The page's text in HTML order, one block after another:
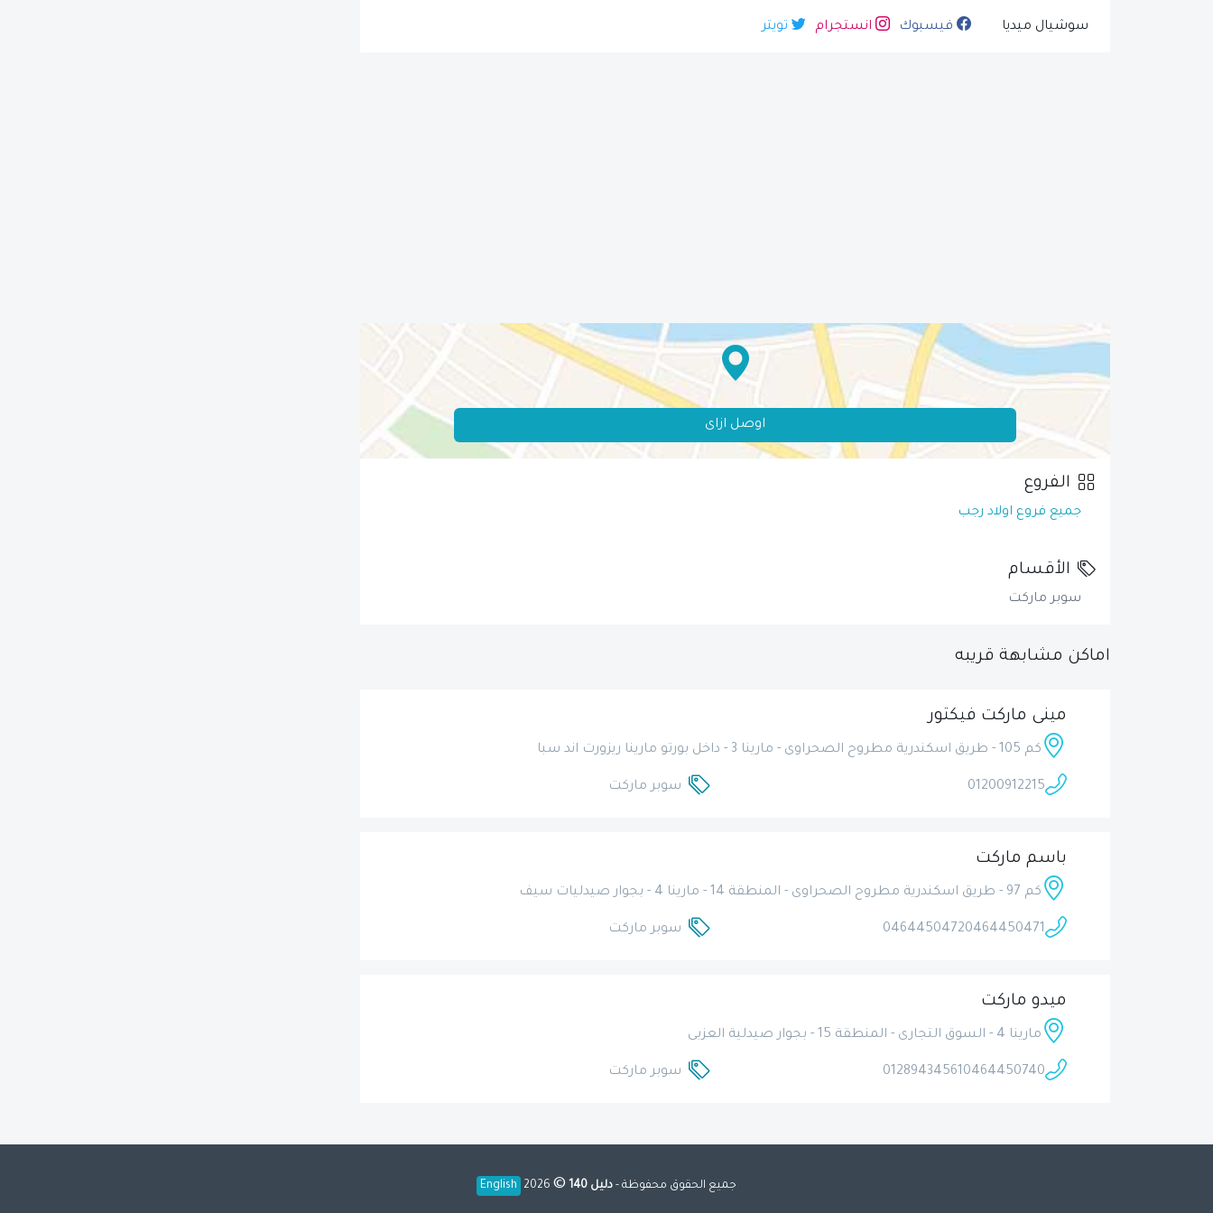
سوشيال ميديا فيسبوك انستجرام تويتر
اوصل ازاى
الفروع
جميع فروع اولاد رجب
الأقسام
سوبر ماركت
اماكن مشابهة قريبه
مينى ماركت فيكتور
كم 105 - طريق اسكندرية مطروح الصحراوى - مارينا 3 - داخل بورتو مارينا ريزورت اند سبا
01200912215 سوبر ماركت
باسم ماركت
كم 97 - طريق اسكندرية مطروح الصحراوى - المنطقة 14 - مارينا 4 - بجوار صيدليات سيف
0464450471
0464450472 سوبر ماركت
ميدو ماركت
مارينا 4 - السوق التجارى - المنطقة 15 - بجوار صيدلية العزبى
0464450740
01289434561 سوبر ماركت
جميع الحقوق محفوظة - دليل 140 ©
English